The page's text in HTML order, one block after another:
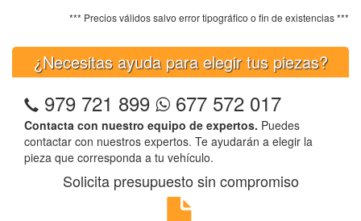
*** Precios válidos salvo error tipográfico o fin de existencias ***
¿Necesitas ayuda para elegir tus piezas?
979 721 899 677 572 017
Contacta con nuestro equipo de expertos. Puedes
contactar con nuestros expertos. Te ayudarán a elegir la
pieza que corresponda a tu vehículo.
Solicita presupuesto sin compromiso